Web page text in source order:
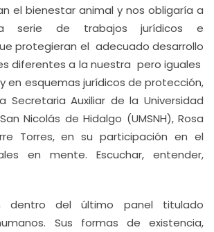
el bienestar animal y nos obligaría a
serie de trabajos jurídicos e
protegieran el adecuado desarrollo
diferentes a la nuestra pero iguales
en esquemas jurídicos de protección,
Secretaria Auxiliar de la Universidad
Nicolás de Hidalgo (UMSNH), Rosa
Torres, en su participación en el
en mente. Escuchar, entender,
dentro del último panel titulado
Sus formas de existencia,